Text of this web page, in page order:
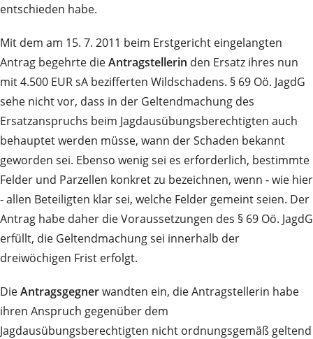
entschieden habe.
Mit dem am 15. 7. 2011 beim Erstgericht eingelangten
Antrag begehrte dieAntragstellerin den Ersatz ihres nun
mit 4.500 EUR sA bezifferten Wildschadens. § 69 Oö. JagdG
sehe nicht vor, dass in der Geltendmachung des
Ersatzanspruchs beim Jagdausübungsberechtigten auch
behauptet werden müsse, wann der Schaden bekannt
geworden sei. Ebenso wenig sei es erforderlich, bestimmte
Felder und Parzellen konkret zu bezeichnen, wenn ‑ wie hier
‑ allen Beteiligten klar sei, welche Felder gemeint seien. Der
Antrag habe daher die Voraussetzungen des § 69 Oö. JagdG
erfüllt, die Geltendmachung sei innerhalb der
dreiwöchigen Frist erfolgt.
DieAntragsgegnerwandten ein, die Antragstellerin habe
ihren Anspruch gegenüber dem
Jagdausübungsberechtigten nicht ordnungsgemäß geltend